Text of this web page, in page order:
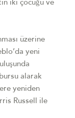
iki çocuğu ve
üzerine
yeni
alarak
yeniden
Russell ile